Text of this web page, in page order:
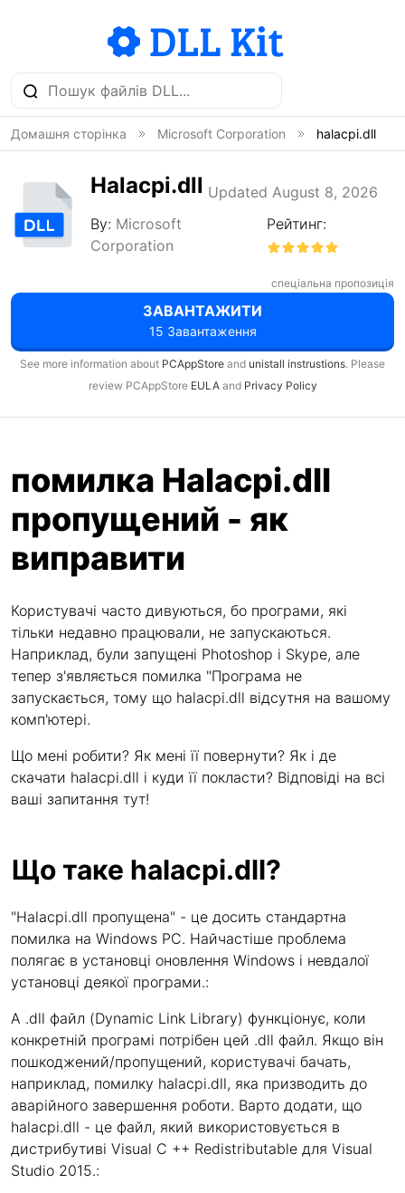
Домашня сторінка Microsoft Corporation halacpi.dll
Halacpi.dll Updated August 8, 2026
By: Microsoft
Corporation
Рейтинг:
спеціальна пропозиція
ЗАВАНТАЖИТИ
15 Завантаження
See more information about PCAppStore and unistall instrustions. Please
review PCAppStore EULAand Privacy Policy
помилка Halacpi.dll
пропущений - як
виправити
Користувачі часто дивуються, бо програми, які
тільки недавно працювали, не запускаються.
Наприклад, були запущені Photoshop і Skype, але
тепер з'являється помилка "Програма не
запускається, тому що halacpi.dll відсутня на вашому
комп'ютері.
Що мені робити? Як мені її повернути? Як і де
скачати halacpi.dll і куди її покласти? Відповіді на всі
ваші запитання тут!
Що таке halacpi.dll?
"Halacpi.dll пропущена" - це досить стандартна
помилка на Windows PC. Найчастіше проблема
полягає в установці оновлення Windows і невдалої
установці деякої програми.:
A .dll файл (Dynamic Link Library) функціонує, коли
конкретній програмі потрібен цей .dll файл. Якщо він
пошкоджений/пропущений, користувачі бачать,
наприклад, помилку halacpi.dll, яка призводить до
аварійного завершення роботи. Варто додати, що
halacpi.dll - це файл, який використовується в
дистрибутиві Visual C ++ Redistributable для Visual
Studio 2015.: